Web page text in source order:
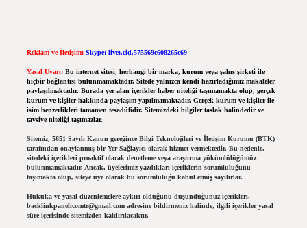
Reklam ve İletişim: Skype: live:.cid.575569c608265c69
Yasal Uyarı: Bu internet sitesi, herhangi bir marka, kurum veya şahıs şirketi ile
hiçbir bağlantısı bulunmamaktadır. Sitede yalnızca kendi hazırladığımız makaleler
paylaşılmaktadır. Burada yer alan içerikler haber niteliği taşımamakta olup, gerçek
kurum ve kişiler hakkında paylaşım yapılmamaktadır. Gerçek kurum ve kişiler ile
isim benzerlikleri tamamen tesadüfidir. Sitemizdeki bilgiler taslak halindedir ve
tavsiye niteliği taşımazlar.
Sitemiz, 5651 Sayılı Kanun gereğince Bilgi Teknolojileri ve İletişim Kurumu (BTK)
tarafından onaylanmış bir Yer Sağlayıcı olarak hizmet vermektedir. Bu nedenle,
sitedeki içerikleri proaktif olarak denetleme veya araştırma yükümlülüğümüz
bulunmamaktadır. Ancak, üyelerimiz yazdıkları içeriklerin sorumluluğunu
taşımakta olup, siteye üye olarak bu sorumluluğu kabul etmiş sayılırlar.
Hukuka ve yasal düzenlemelere aykırı olduğunu düşündüğünüz içerikleri,
backlinkpanelicomtr@gmail.comadresine bildirmeniz halinde, ilgili içerikler yasal
süre içerisinde sitemizden kaldırılacaktır.